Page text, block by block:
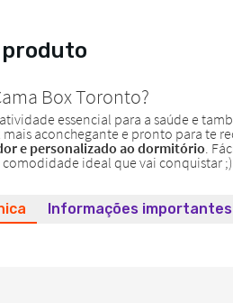
Informações importantes